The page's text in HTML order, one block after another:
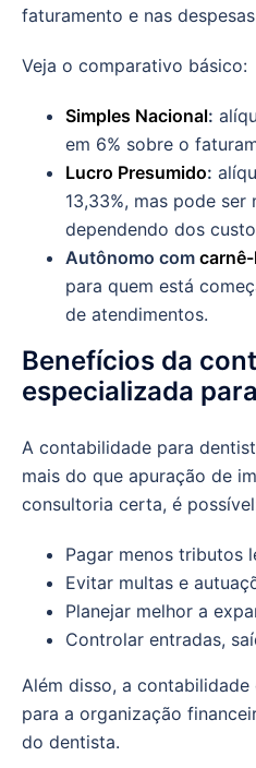
faturamento e nas
Veja o comparativo básico:
Simples Nacional:
em 6% sobre o
Lucro Presumido:
13,33%, mas pode ser
dependendo dos
Autônomo com
para quem está
de atendimentos.
Benefícios da
especializada
A contabilidade para
mais do que apuração de
consultoria certa, é
Pagar menos tributos
Evitar multas e
Planejar melhor a
Controlar entradas,
Além disso, a
para a organização
do dentista.